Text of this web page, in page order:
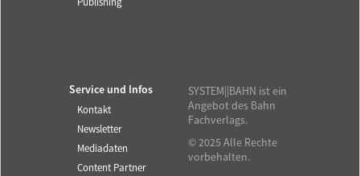
Service und Infos
Kontakt
Newsletter
Mediadaten
Content Partner
SYSTEM||BAHN ist ein
Angebot des Bahn
Fachverlags.
© 2025 Alle Rechte
vorbehalten.